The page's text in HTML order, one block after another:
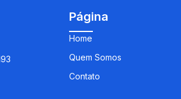
Página
Home
Quem Somos
Contato